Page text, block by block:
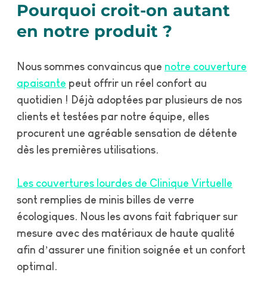
Pourquoi croit-on autant
en notre produit ?
Nous sommes convaincus que notre couverture
apaisante peut offrir un réel confort au
quotidien ! Déjà adoptées par plusieurs de nos
clients et testées par notre équipe, elles
procurent une agréable sensation de détente
dès les premières utilisations.
Les couvertures lourdes de Clinique Virtuelle
sont remplies de minis billes de verre
écologiques. Nous les avons fait fabriquer sur
mesure avec des matériaux de haute qualité
afin d’assurer une finition soignée et un confort
optimal.